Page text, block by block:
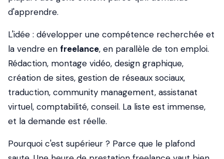
d'apprendre.
L'idée : développer une compétence recherchée et
la vendre en freelance, en parallèle de ton emploi.
Rédaction, montage vidéo, design graphique,
création de sites, gestion de réseaux sociaux,
traduction, community management, assistanat
virtuel, comptabilité, conseil. La liste est immense,
et la demande est réelle.
Pourquoi c'est supérieur ? Parce que le plafond